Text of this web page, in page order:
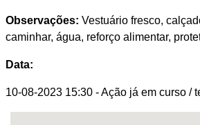
Observações: Vestuário fresco,
caminhar, água, reforço alimentar,
Data:
10-08-2023 15:30 - Ação já em curso /